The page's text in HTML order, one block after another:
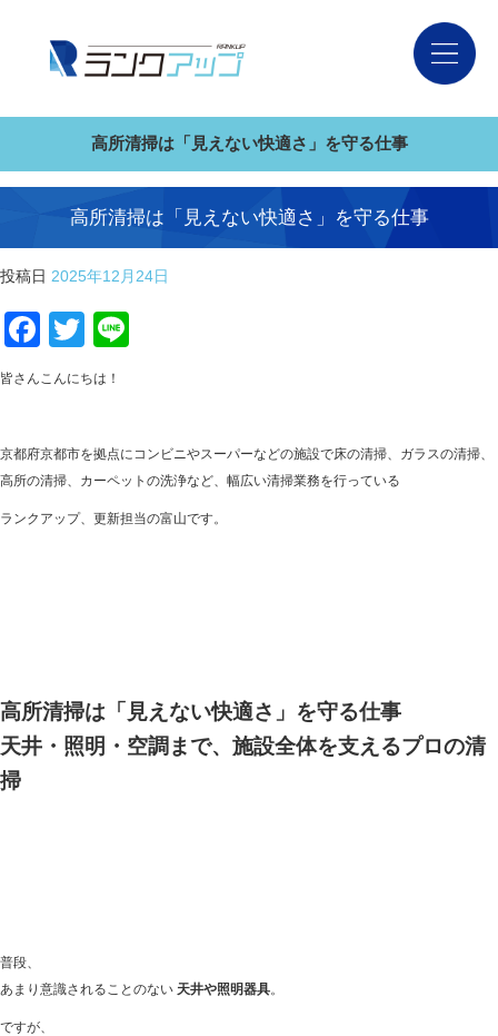
高所清掃は「見えない快適さ」を守る仕事
高所清掃は「見えない快適さ」を守る仕事
投稿日 2025年12月24日
Facebook
Twitter
皆さんこんにちは！
京都府京都市を拠点にコンビニやスーパーなどの施設で床の清掃、ガラスの清掃、
高所の清掃、カーペットの洗浄など、幅広い清掃業務を行っている
ランクアップ、更新担当の富山です。
高所清掃は「見えない快適さ」を守る仕事
天井・照明・空調まで、施設全体を支えるプロの清
掃
普段、
あまり意識されることのない 天井や照明器具。
ですが、